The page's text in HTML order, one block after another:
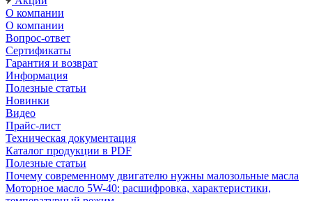
О компании
О компании
Вопрос-ответ
Сертификаты
Гарантия и возврат
Информация
Полезные статьи
Новинки
Видео
Прайс-лист
Техническая документация
Каталог продукции в PDF
Полезные статьи
Почему современному двигателю нужны малозольные масла
Моторное масло 5W-40: расшифровка, характеристики,